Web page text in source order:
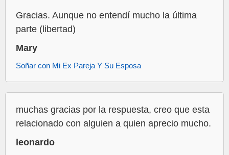
Gracias. Aunque no entendí mucho la última
parte (libertad)
Mary
Soñar con Mi Ex Pareja Y Su Esposa
muchas gracias por la respuesta, creo que esta
relacionado con alguien a quien aprecio mucho.
leonardo